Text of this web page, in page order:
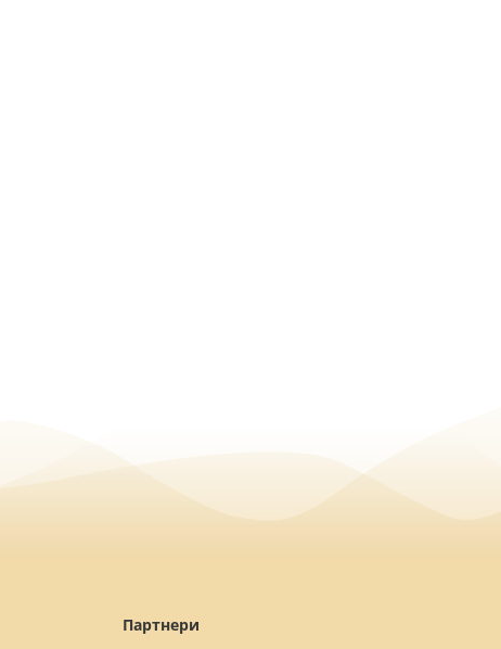
Партнери